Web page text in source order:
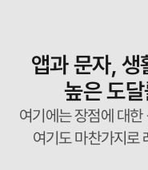
앱과 문자,
높은 도
여기에는 장점에 대
여기도 마찬가지로